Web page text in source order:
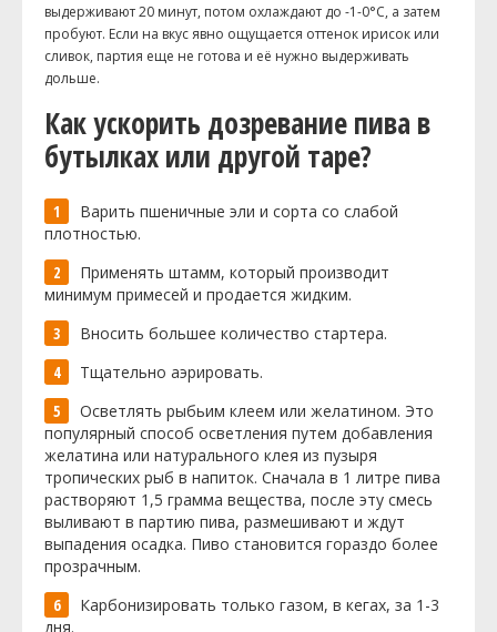
выдерживают 20 минут, потом охлаждают до -1-0°С, а затем
пробуют. Если на вкус явно ощущается оттенок ирисок или
сливок, партия еще не готова и её нужно выдерживать
дольше.
Как ускорить дозревание пива в
бутылках или другой таре?
Варить пшеничные эли и сорта со слабой
плотностью.
Применять штамм, который производит
минимум примесей и продается жидким.
Вносить большее количество стартера.
Тщательно аэрировать.
Осветлять рыбьим клеем или желатином. Это
популярный способ осветления путем добавления
желатина или натурального клея из пузыря
тропических рыб в напиток. Сначала в 1 литре пива
растворяют 1,5 грамма вещества, после эту смесь
выливают в партию пива, размешивают и ждут
выпадения осадка. Пиво становится гораздо более
прозрачным.
Карбонизировать только газом, в кегах, за 1-3
дня.